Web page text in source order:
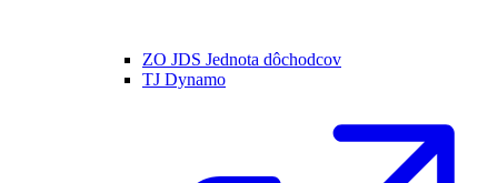
ZO JDS Jednota dôchodcov
TJ Dynamo